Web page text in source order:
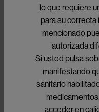
PLUVICTO®
Para el
metastásico
resistente a
(CPRCm)
lo que requiere
para su
mencionado
autorizada
Si usted pulsa
manifestando
sanitario
acceder en